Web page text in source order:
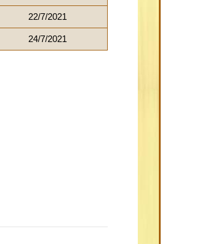
22/7/2021
24/7/2021